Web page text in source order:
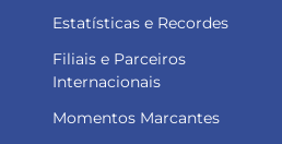
Estatísticas e Recordes
Filiais e Parceiros
Internacionais
Momentos Marcantes